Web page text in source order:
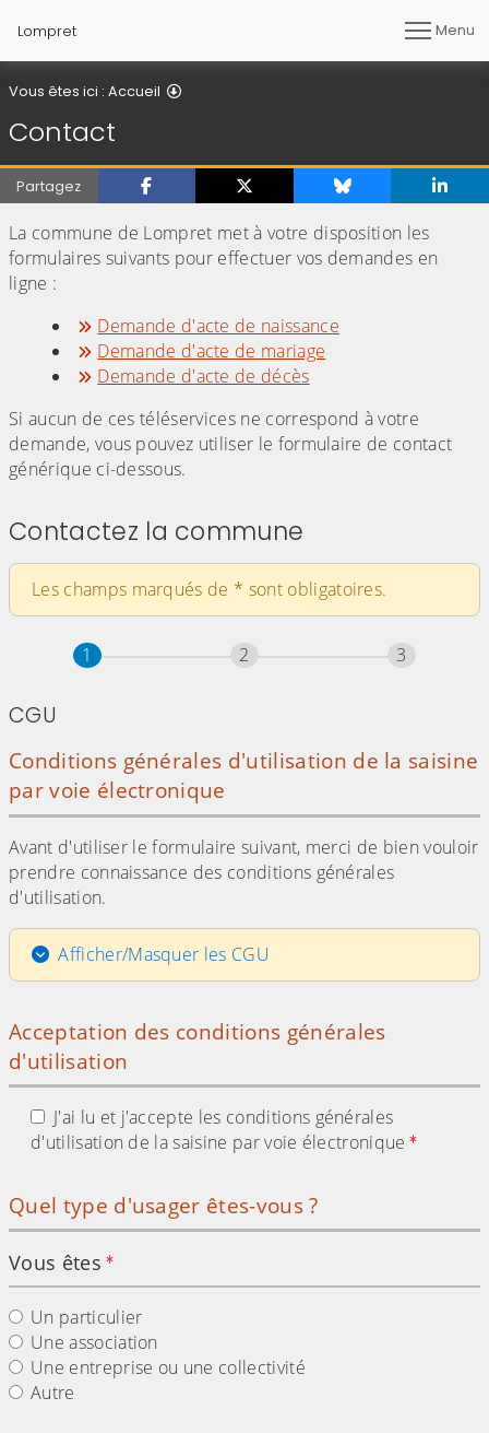
Lompret Menu
Vous êtes ici : Accueil
Contact
Partagez
La commune de Lompret met à votre disposition les
formulaires suivants pour effectuer vos demandes en
ligne :
Demande d'acte de naissance
Demande d'acte de mariage
Demande d'acte de décès
Si aucun de ces téléservices ne correspond à votre
demande, vous pouvez utiliser le formulaire de contact
générique ci-dessous.
Contactez la commune
Les champs marqués de * sont obligatoires.
Étape
1 sur 3 Étape
2 Étape
3
CGU
Conditions générales d'utilisation de la saisine
par voie électronique
Avant d'utiliser le formulaire suivant, merci de bien vouloir
prendre connaissance des conditions générales
d'utilisation.
Afficher/Masquer les CGU
Acceptation des conditions générales
d'utilisation
J'ai lu et j'accepte les conditions générales
d'utilisation de la saisine par voie électronique
Quel type d'usager êtes-vous ?
Vous êtes
Un particulier
Une association
Une entreprise ou une collectivité
Autre